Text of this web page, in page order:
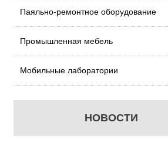
Паяльно-ремонтное оборудование
Промышленная мебель
Мобильные лаборатории
НОВОСТИ